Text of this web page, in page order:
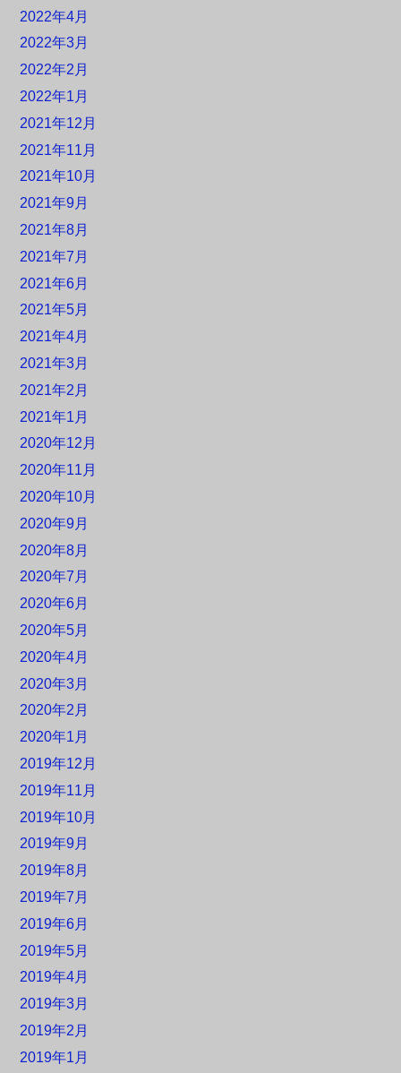
2022年4月
2022年3月
2022年2月
2022年1月
2021年12月
2021年11月
2021年10月
2021年9月
2021年8月
2021年7月
2021年6月
2021年5月
2021年4月
2021年3月
2021年2月
2021年1月
2020年12月
2020年11月
2020年10月
2020年9月
2020年8月
2020年7月
2020年6月
2020年5月
2020年4月
2020年3月
2020年2月
2020年1月
2019年12月
2019年11月
2019年10月
2019年9月
2019年8月
2019年7月
2019年6月
2019年5月
2019年4月
2019年3月
2019年2月
2019年1月